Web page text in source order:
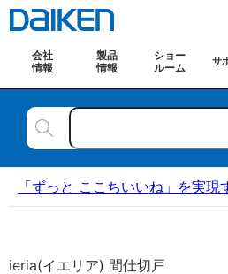
会社
情報
製品
情報
ショー
ルーム
サ
「ずっと ここちいいね」を実
ieria(イエリア) 間仕切戸